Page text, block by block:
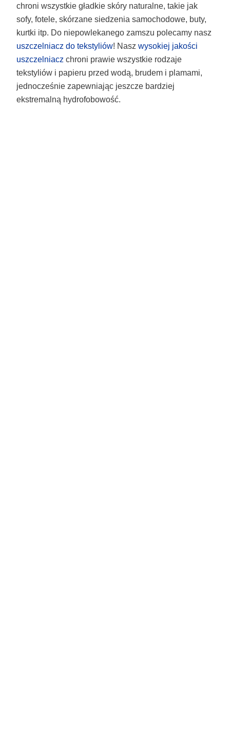
chroni wszystkie gładkie skóry naturalne, takie jak
sofy, fotele, skórzane siedzenia samochodowe, buty,
kurtki itp. Do niepowlekanego zamszu polecamy nasz
uszczelniacz do tekstyliów! Nasz wysokiej jakości
uszczelniacz chroni prawie wszystkie rodzaje
tekstyliów i papieru przed wodą, brudem i plamami,
jednocześnie zapewniając jeszcze bardziej
ekstremalną hydrofobowość.